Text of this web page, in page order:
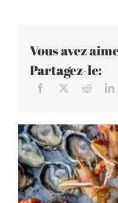
Vous avez
Partagez-le: